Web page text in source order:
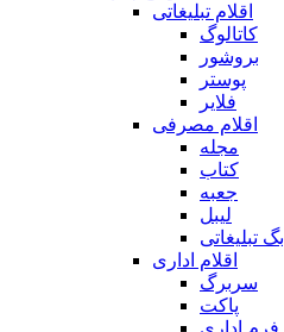
اقلام تبلیغاتی
کاتالوگ
بروشور
پوستر
فلایر
اقلام مصرفی
مجله
کتاب
جعبه
لیبل
بگ تبلیغاتی
اقلام اداری
سربرگ
پاکت
فرم اداری